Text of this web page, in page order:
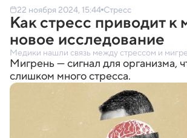
22 ноября 2024, 15:44 Стресс
Как стресс приводит к
новое исследование
Медики нашли связь между стрессом и
Мигрень — сигнал для организма,
слишком много стресса.